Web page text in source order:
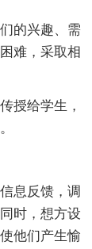
的兴趣、需
难，采取相
给学生，
息反馈，调
时，想方设
他们产生愉